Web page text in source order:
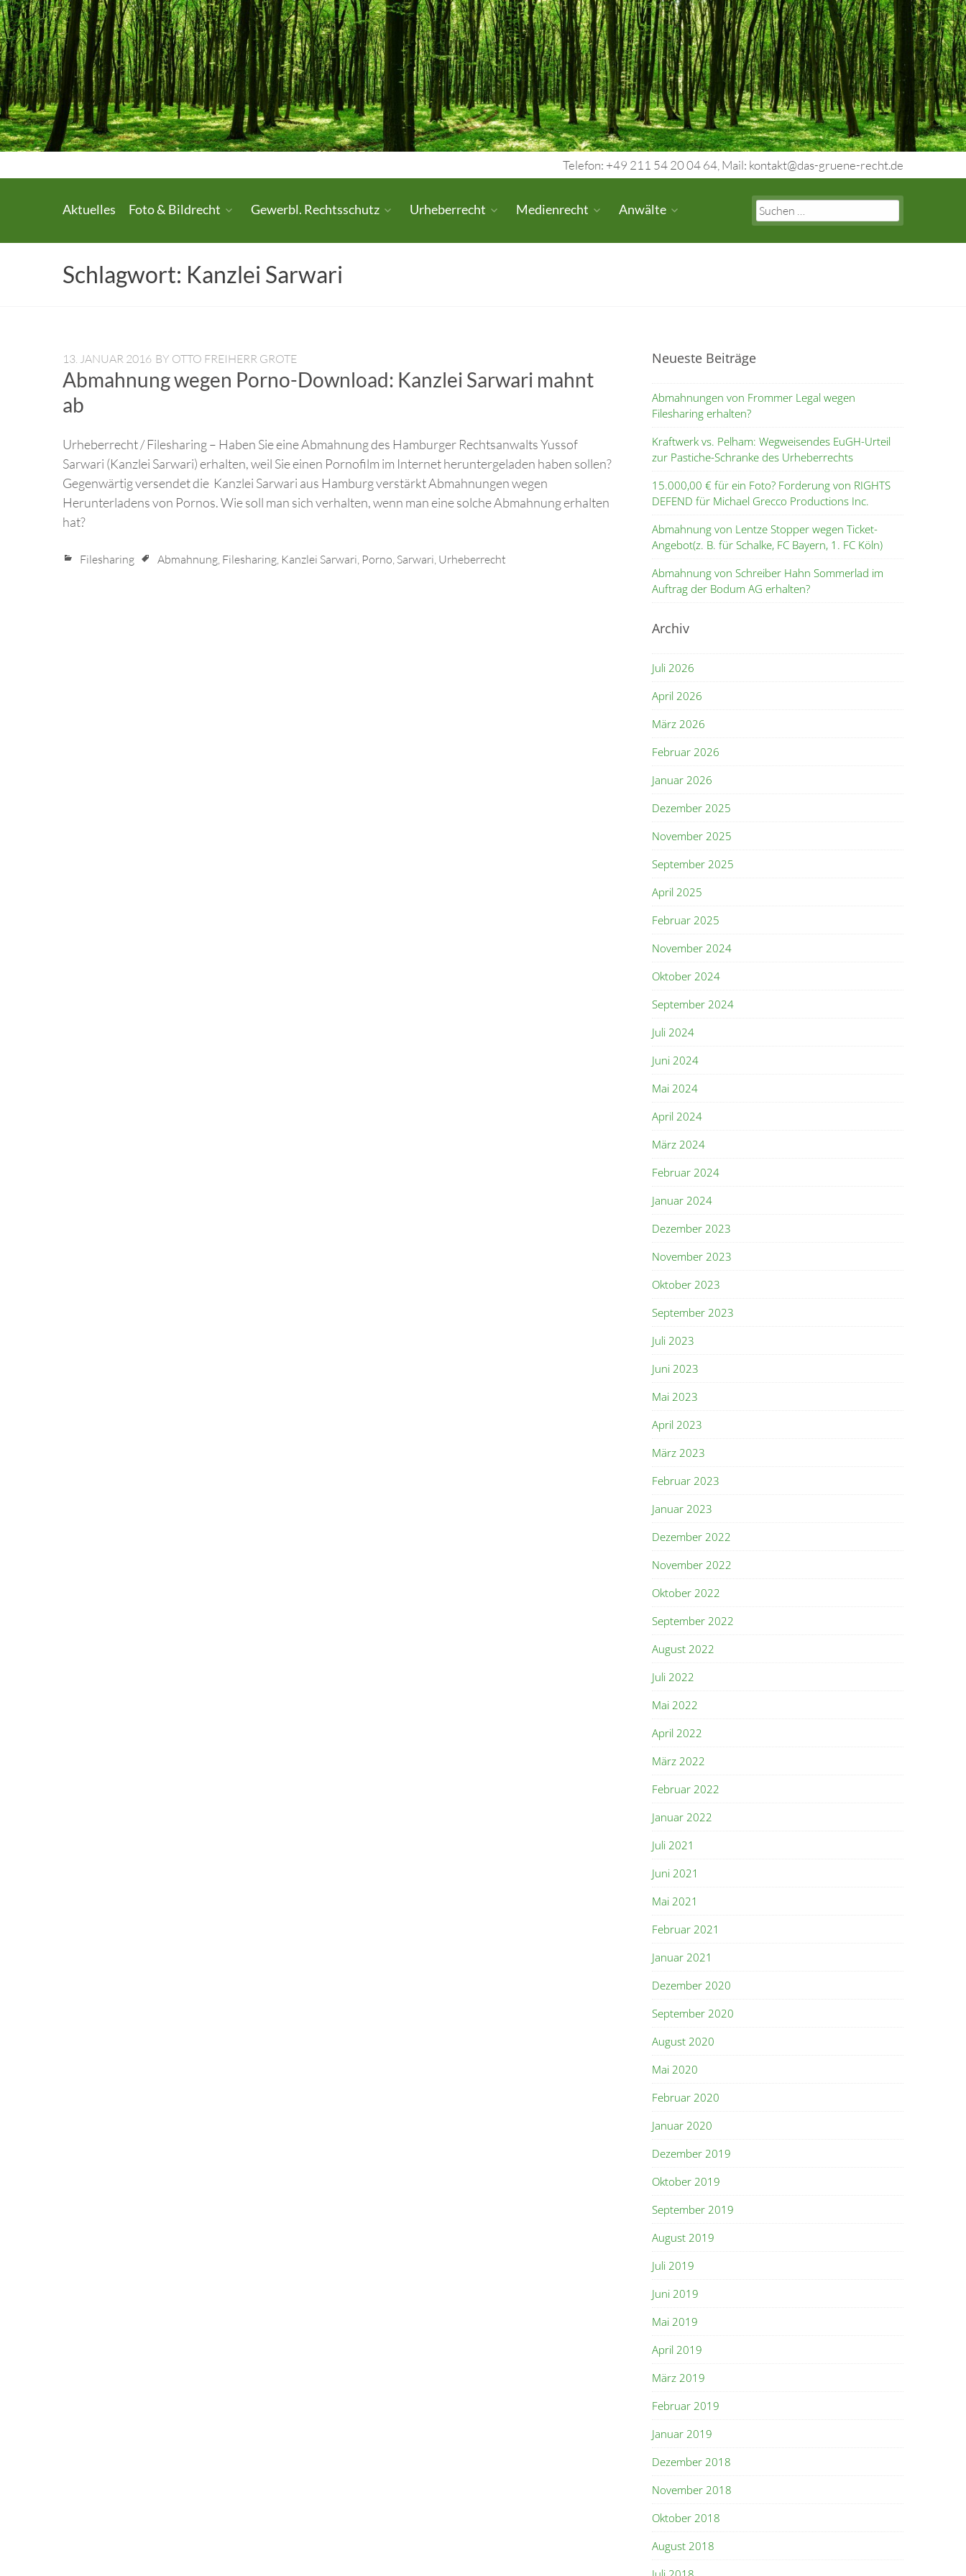
Skip
to
content
Telefon: +49 211 54 20 04 64, Mail: kontakt@das-gruene-recht.de
Urheberrecht.
Medienrecht.
gewerbl.
Rechtsschutz.
Search
for:
Aktuelles Foto & Bildrecht Gewerbl. Rechtsschutz Urheberrecht Medienrecht Anwälte
Schlagwort: Kanzlei Sarwari
13. JANUAR 2016 BY OTTO FREIHERR GROTE
Abmahnung wegen Porno-Download: Kanzlei Sarwari mahnt
ab
Urheberrecht / Filesharing – Haben Sie eine Abmahnung des Hamburger Rechtsanwalts Yussof
Sarwari (Kanzlei Sarwari) erhalten, weil Sie einen Pornofilm im Internet heruntergeladen haben sollen?
Gegenwärtig versendet die Kanzlei Sarwari aus Hamburg verstärkt Abmahnungen wegen
Herunterladens von Pornos. Wie soll man sich verhalten, wenn man eine solche Abmahnung erhalten
hat?
Filesharing Abmahnung Filesharing Kanzlei Sarwari Porno Sarwari Urheberrecht
Neueste Beiträge
Abmahnungen von Frommer Legal wegen
Filesharing erhalten?
Kraftwerk vs. Pelham: Wegweisendes EuGH-Urteil
zur Pastiche-Schranke des Urheberrechts
15.000,00 € für ein Foto? Forderung von RIGHTS
DEFEND für Michael Grecco Productions Inc.
Abmahnung von Lentze Stopper wegen Ticket-
Angebot(z. B. für Schalke, FC Bayern, 1. FC Köln)
Abmahnung von Schreiber Hahn Sommerlad im
Auftrag der Bodum AG erhalten?
Archiv
Juli 2026
April 2026
März 2026
Februar 2026
Januar 2026
Dezember 2025
November 2025
September 2025
April 2025
Februar 2025
November 2024
Oktober 2024
September 2024
Juli 2024
Juni 2024
Mai 2024
April 2024
März 2024
Februar 2024
Januar 2024
Dezember 2023
November 2023
Oktober 2023
September 2023
Juli 2023
Juni 2023
Mai 2023
April 2023
März 2023
Februar 2023
Januar 2023
Dezember 2022
November 2022
Oktober 2022
September 2022
August 2022
Juli 2022
Mai 2022
April 2022
März 2022
Februar 2022
Januar 2022
Juli 2021
Juni 2021
Mai 2021
Februar 2021
Januar 2021
Dezember 2020
September 2020
August 2020
Mai 2020
Februar 2020
Januar 2020
Dezember 2019
Oktober 2019
September 2019
August 2019
Juli 2019
Juni 2019
Mai 2019
April 2019
März 2019
Februar 2019
Januar 2019
Dezember 2018
November 2018
Oktober 2018
August 2018